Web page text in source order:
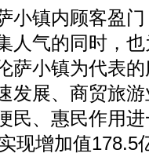
镇内顾客盈门
人气的同时，
萨小镇为代表
发展、商贸旅
民、惠民作用
现增加值178.5